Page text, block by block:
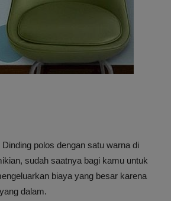
Dinding polos dengan satu warna di
sudah saatnya bagi kamu untuk
biaya yang besar karena
dalam.